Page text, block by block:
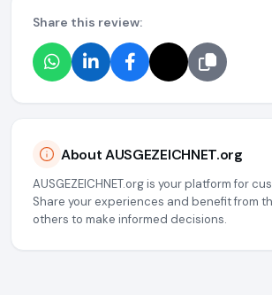
Share this review:
About AUSGEZEICHNET.org
AUSGEZEICHNET.org is your platform for
Share your experiences and benefit from
others to make informed decisions.